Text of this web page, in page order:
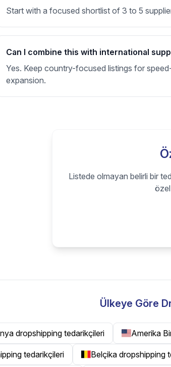
Start with a focused shortlist of 3 to 5
Can I combine this with international
Yes. Keep country-focused listings for
expansion.
Listede olmayan belirli bir
Ülkeye Göre
dropshipping tedarikçileri Amerika
tedarikçileri Belçika dropshipping